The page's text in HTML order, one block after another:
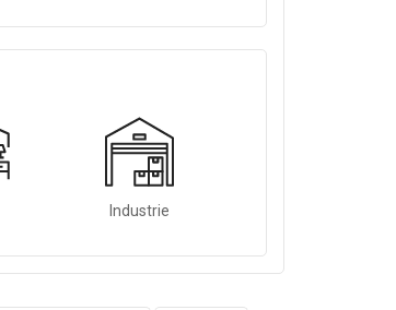
Industrie